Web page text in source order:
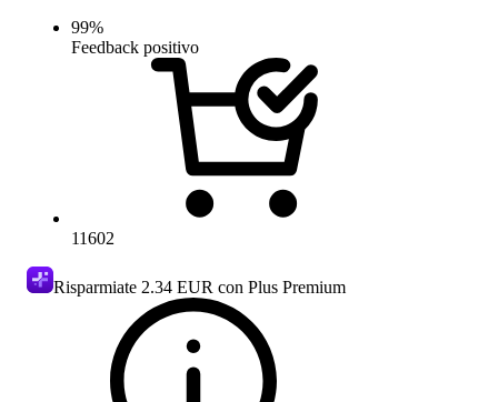
99%
Feedback positivo
11602
Risparmiate 2.34 EUR con Plus Premium